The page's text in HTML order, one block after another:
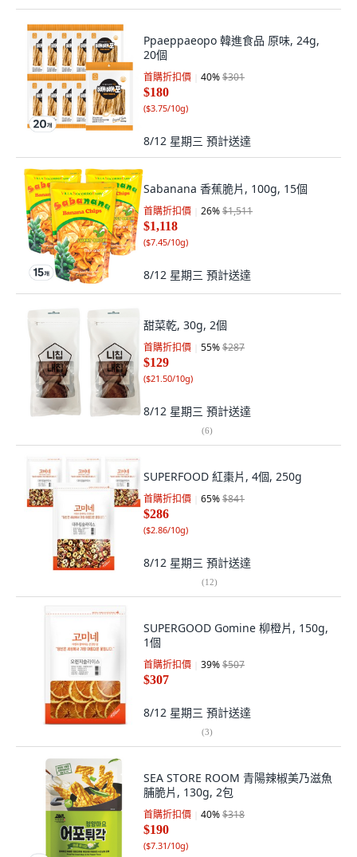
Ppaeppaeopo 韓進食品 原味, 24g,
20個
首購折扣價 40%$301
$180
($3.75/10g)
8/12 星期三 預計送達
Sabanana 香蕉脆片, 100g, 15個
首購折扣價 26%$1,511
$1,118
($7.45/10g)
8/12 星期三 預計送達
甜菜乾, 30g, 2個
首購折扣價 55%$287
$129
($21.50/10g)
8/12 星期三 預計送達
(6)
SUPERFOOD 紅棗片, 4個, 250g
首購折扣價 65%$841
$286
($2.86/10g)
8/12 星期三 預計送達
(12)
SUPERGOOD Gomine 柳橙片, 150g,
1個
首購折扣價 39%$507
$307
8/12 星期三 預計送達
(3)
SEA STORE ROOM 青陽辣椒美乃滋魚
脯脆片, 130g, 2包
首購折扣價 40%$318
$190
($7.31/10g)